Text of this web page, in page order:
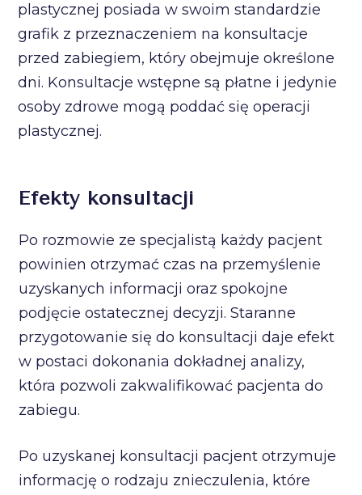
plastycznej posiada w swoim standardzie
grafik z przeznaczeniem na konsultacje
przed zabiegiem, który obejmuje określone
dni. Konsultacje wstępne są płatne i jedynie
osoby zdrowe mogą poddać się operacji
plastycznej.
Efekty konsultacji
Po rozmowie ze specjalistą każdy pacjent
powinien otrzymać czas na przemyślenie
uzyskanych informacji oraz spokojne
podjęcie ostatecznej decyzji. Staranne
przygotowanie się do konsultacji daje efekt
w postaci dokonania dokładnej analizy,
która pozwoli zakwalifikować pacjenta do
zabiegu.
Po uzyskanej konsultacji pacjent otrzymuje
informację o rodzaju znieczulenia, które